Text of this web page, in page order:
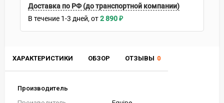
ХАРАКТЕРИСТИКИ ОБЗОР ОТЗЫВЫ 0
Производитель
Доставка по РФ (до транспортной компании)
В течение 1-3 дней 2 890₽